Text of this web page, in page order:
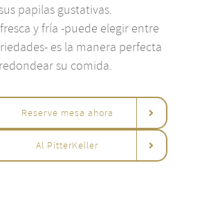
papilas gustativas.
y fría -puede elegir entre
es la manera perfecta
su comida.
Reserve mesa ahora
Al PitterKeller